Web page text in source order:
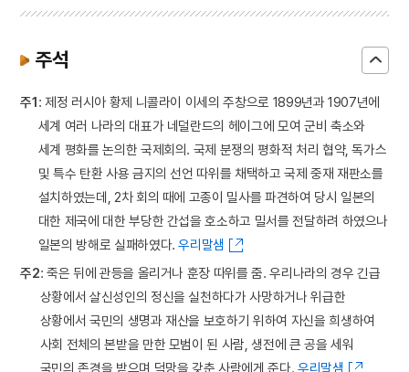
주석
주1: 제정 러시아 황제 니콜라이 이세의 주창으로 1899년과 1907년에
세계 여러 나라의 대표가 네덜란드의 헤이그에 모여 군비 축소와
세계 평화를 논의한 국제회의. 국제 분쟁의 평화적 처리 협약, 독가스
및 특수 탄환 사용 금지의 선언 따위를 채택하고 국제 중재 재판소를
설치하였는데, 2차 회의 때에 고종이 밀사를 파견하여 당시 일본의
대한 제국에 대한 부당한 간섭을 호소하고 밀서를 전달하려 하였으나
일본의 방해로 실패하였다.우리말샘
주2: 죽은 뒤에 관등을 올리거나 훈장 따위를 줌. 우리나라의 경우 긴급
상황에서 살신성인의 정신을 실천하다가 사망하거나 위급한
상황에서 국민의 생명과 재산을 보호하기 위하여 자신을 희생하여
사회 전체의 본받을 만한 모범이 된 사람, 생전에 큰 공을 세워
국민의 존경을 받으며 덕망을 갖춘 사람에게 준다. 우리말샘